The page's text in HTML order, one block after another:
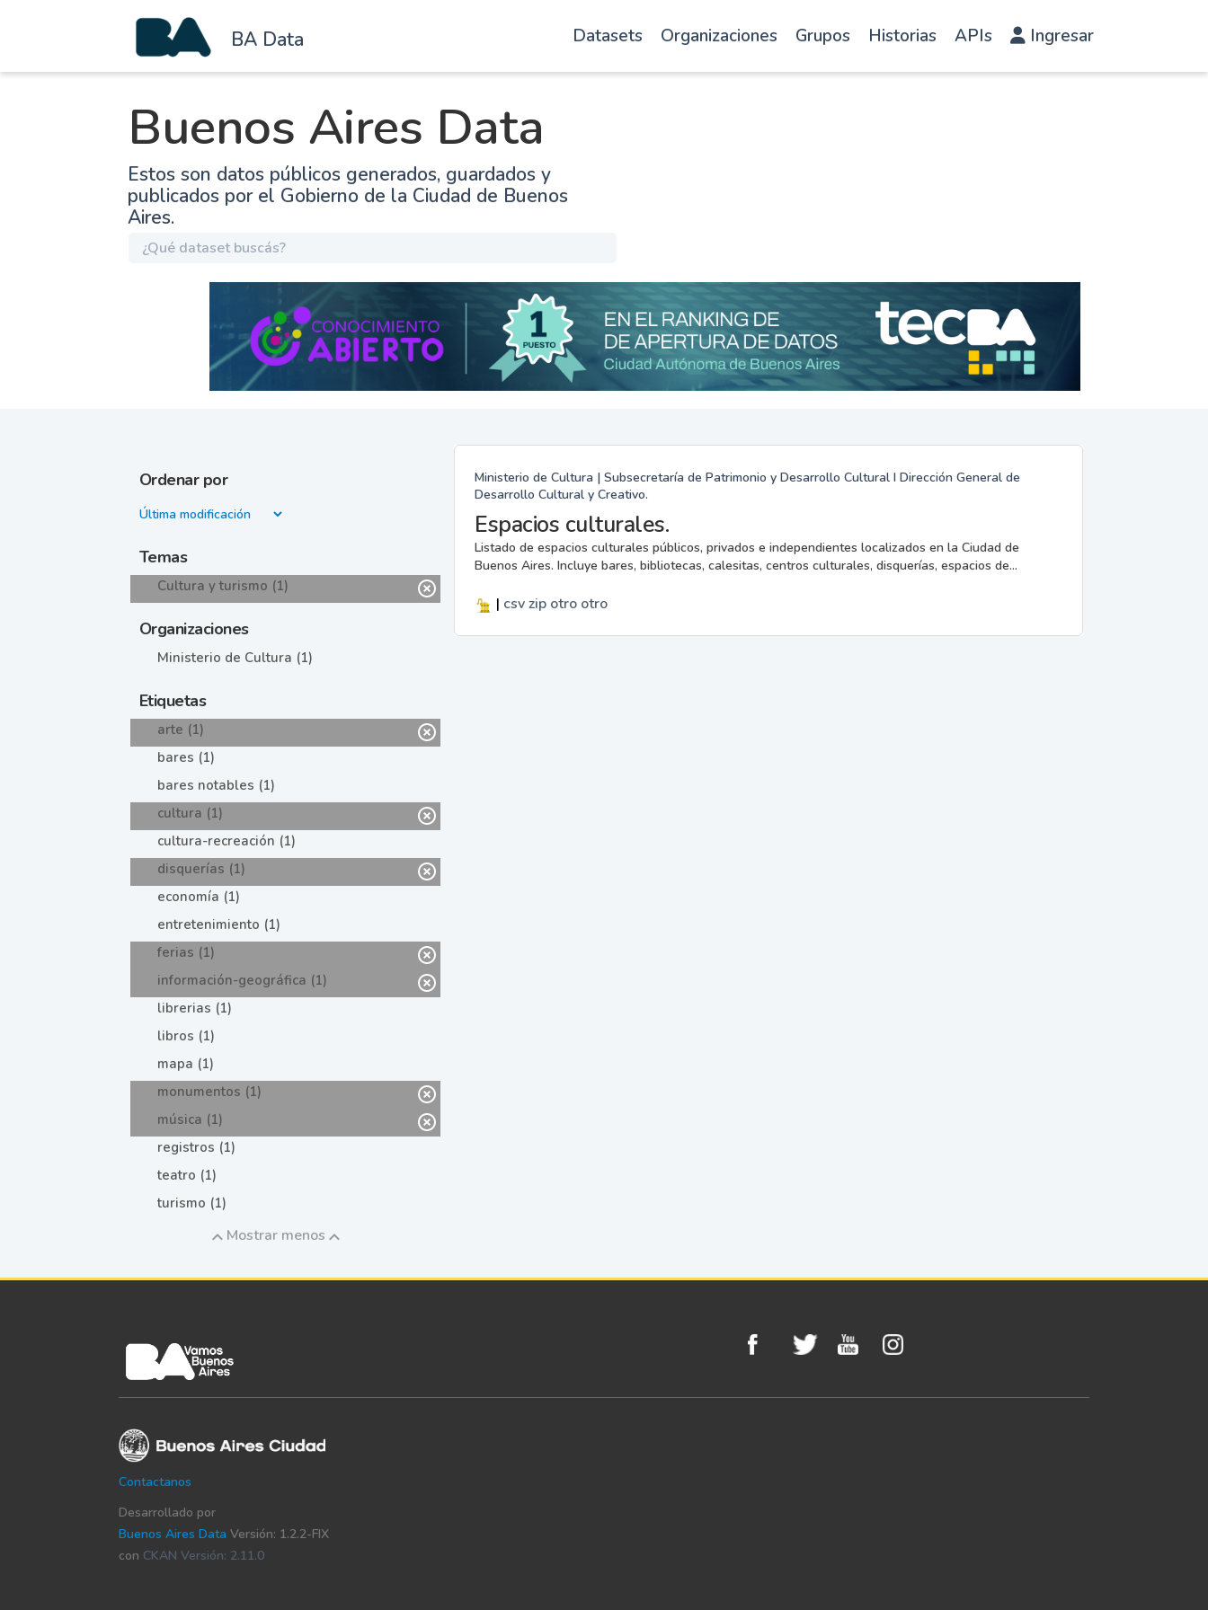
BA Data Datasets Organizaciones Grupos Historias APIs Ingresar
Buenos Aires Data
Estos son datos públicos generados, guardados y
publicados por el Gobierno de la Ciudad de Buenos
Aires.
Ordenar por
Temas
Cultura y turismo (1)
Organizaciones
Ministerio de Cultura (1)
Etiquetas
arte (1)
bares (1)
bares notables (1)
cultura (1)
cultura-recreación (1)
disquerías (1)
economía (1)
entretenimiento (1)
ferias (1)
información-geográfica (1)
librerias (1)
libros (1)
mapa (1)
monumentos (1)
música (1)
registros (1)
teatro (1)
turismo (1)
Mostrar menos
Ministerio de Cultura | Subsecretaría de Patrimonio y Desarrollo Cultural I Dirección General de
Desarrollo Cultural y Creativo.
Espacios culturales.
Listado de espacios culturales públicos, privados e independientes localizados en la Ciudad de
Buenos Aires. Incluye bares, bibliotecas, calesitas, centros culturales, disquerías, espacios de...
| csvzip otro otro
Contactanos
Desarrollado por
Buenos Aires Data Versión: 1.2.2-FIX
con CKAN Versión: 2.11.0